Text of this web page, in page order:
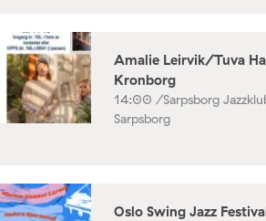
Amalie Leirvik/Tuva
Kronborg
14:00 /Sarpsborg
Sarpsborg
Oslo Swing Jazz